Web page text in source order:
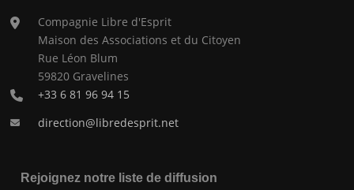
Compagnie Libre d'Esprit
Maison des Associations et du Citoyen
Rue Léon Blum
59820 Gravelines
+33 6 81 96 94 15
direction@libredesprit.net
Rejoignez notre liste de diffusion